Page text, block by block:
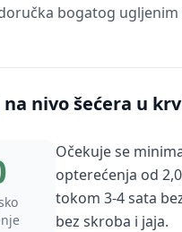
bogatog
nivo šećera u
Očekuje se
opterećenja od
tokom 3-4 sata
bez skroba i jaja.